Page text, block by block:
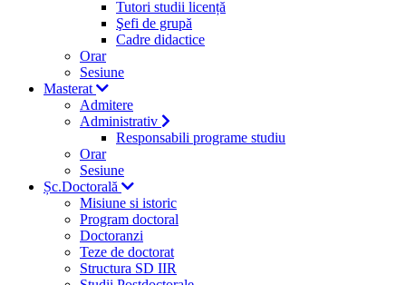
Tutori studii licență
Şefi de grupă
Cadre didactice
Orar
Sesiune
Masterat
Admitere
Administrativ
Responsabili programe studiu
Orar
Sesiune
Șc.Doctorală
Misiune si istoric
Program doctoral
Doctoranzi
Teze de doctorat
Structura SD IIR